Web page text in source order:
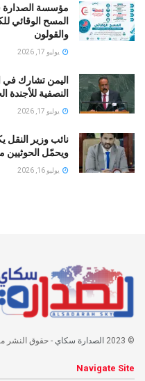
مؤسسة الصدارة
المسح الوقائي
والقولون
يوليو 17, 2026
اليمن تشارك في
النصفية للأجندة
يوليو 17, 2026
نائب وزير
ويحمّل الحوثيين
يوليو 16, 2026
© 2023 الصدارة سكاي - حقوق النشر
Navigate Site